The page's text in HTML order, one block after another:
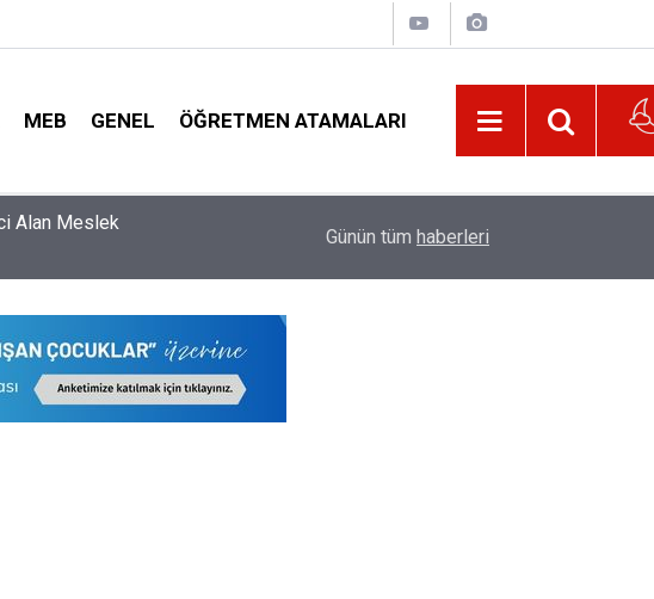
MEB GENEL ÖĞRETMEN ATAMALARI
Belediyeden Öğrencilere Beslenme, Ulaşım
Günün tüm haberleri